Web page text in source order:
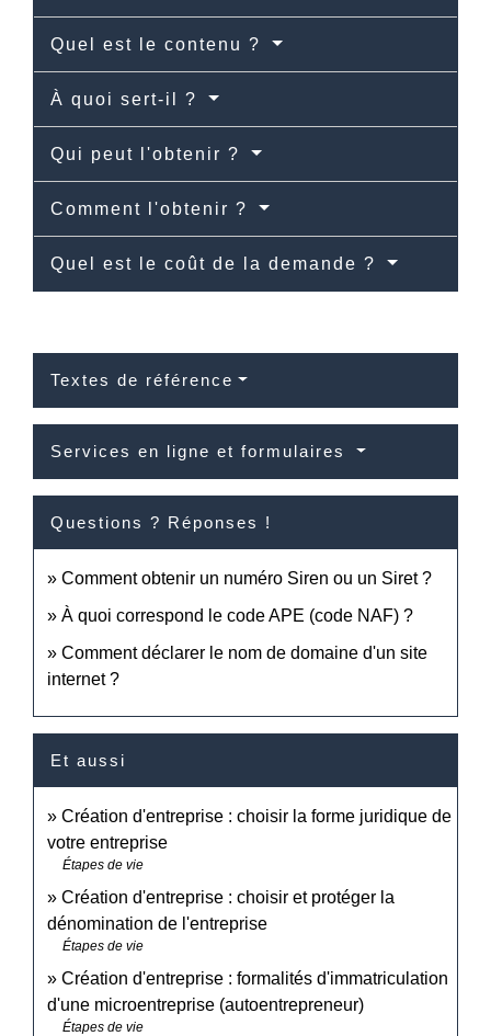
Quel est le contenu ?
À quoi sert-il ?
Qui peut l'obtenir ?
Comment l'obtenir ?
Quel est le coût de la demande ?
Textes de référence
Services en ligne et formulaires
Questions ? Réponses !
Comment obtenir un numéro Siren ou un Siret ?
À quoi correspond le code APE (code NAF) ?
Comment déclarer le nom de domaine d'un site
internet ?
Et aussi
Création d'entreprise : choisir la forme juridique de
votre entreprise
Étapes de vie
Création d'entreprise : choisir et protéger la
dénomination de l'entreprise
Étapes de vie
Création d'entreprise : formalités d'immatriculation
d'une microentreprise (autoentrepreneur)
Étapes de vie